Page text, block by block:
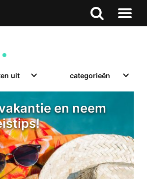
Zoeken
Naar
uit categorieën
en neem
Zoeken